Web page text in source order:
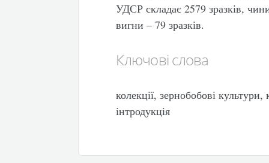
УДСР складає 2579 зразків,
вигни – 79 зразків.
Ключові слова
колекції, зернобобові
інтродукція